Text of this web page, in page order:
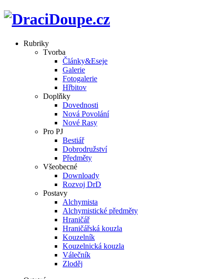
Rubriky
Tvorba
Články&Eseje
Galerie
Fotogalerie
Hřbitov
Doplňky
Dovednosti
Nová Povolání
Nové Rasy
Pro PJ
Bestiář
Dobrodružství
Předměty
Všeobecné
Downloady
Rozvoj DrD
Postavy
Alchymista
Alchymistické předměty
Hraničář
Hraničářská kouzla
Kouzelník
Kouzelnická kouzla
Válečník
Zloděj